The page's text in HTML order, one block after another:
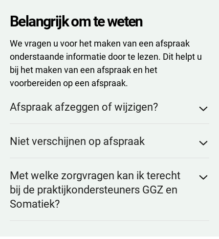
Belangrijk om te weten
We vragen u voor het maken van een afspraak
onderstaande informatie door te lezen. Dit helpt u
bij het maken van een afspraak en het
voorbereiden op een afspraak.
Afspraak afzeggen of wijzigen?
ons dan uiterlijk24 uur van tevoren weten. Dit kan
tijd vrijmaken voor een andere patiënt.
Niet verschijnen op afspraak
verschijnt op een afspraak zonder afmelding:
Niet
verschijnen op afspraak
Met welke zorgvragen kan ik terecht
bij de praktijkondersteuners GGZ en
Somatiek?